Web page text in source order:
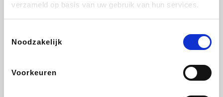
verzameld op basis van uw gebruik van hun services.
Noodzakelijk
Voorkeuren
DeubaXXL